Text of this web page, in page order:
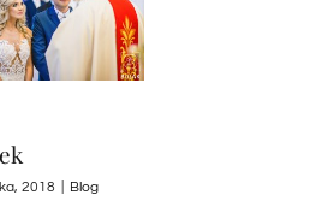
2018 Blog